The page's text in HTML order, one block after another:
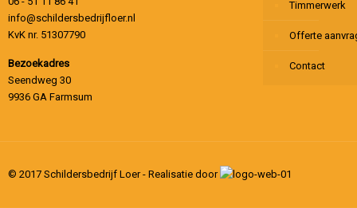
info@schildersbedrijfloer.nl
KvK nr. 51307790
Bezoekadres
Seendweg 30
9936 GA Farmsum
Timmerwerk
Offerte
Contact
© 2017 Schildersbedrijf Loer - Realisatie door